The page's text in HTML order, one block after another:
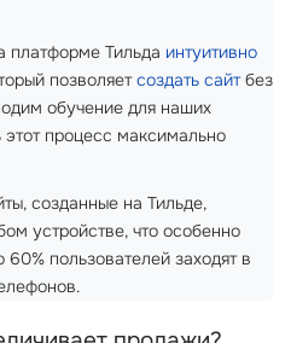
платформе Тильда интуитивно
позволяетсоздать сайтбез
обучение для наших
этот процесс максимально
созданные на Тильде,
устройстве, что особенно
60% пользователей заходят в